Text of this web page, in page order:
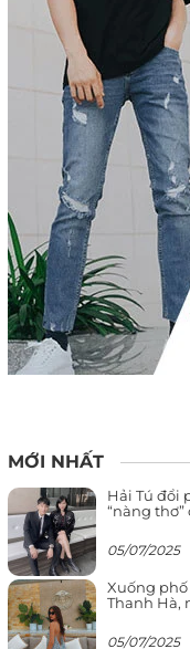
MỚI NHẤT
Hải Tú đổi
“nàng thơ”
05/07/2025
Xuống phố
Thanh Hà,
05/07/2025